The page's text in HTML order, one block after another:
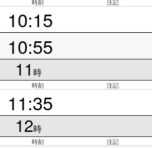
時刻 注記
10:15
10:55
11 時
時刻 注記
11:35
12時
時刻 注記